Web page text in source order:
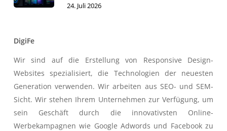
24. Juli 2026
DigiFe
Wir sind auf die Erstellung von Responsive Design-
Websites spezialisiert, die Technologien der neuesten
Generation verwenden. Wir arbeiten aus SEO- und SEM-
Sicht. Wir stehen Ihrem Unternehmen zur Verfügung, um
sein Geschäft durch die innovativsten Online-
Werbekampagnen wie Google Adwords und Facebook zu